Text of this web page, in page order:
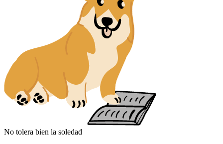
No tolera bien la soledad